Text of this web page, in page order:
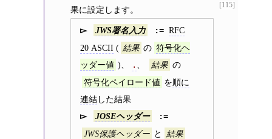
[115]
果に設定します。
JWS署名入力
RFC
20 ASCII ( 結果 の 符号化ヘ
ッダー値 )、 . 結果 の
符号化ペイロード値 を順に
連結した結果
JOSEヘッダー
JWS保護ヘッダー と 結果